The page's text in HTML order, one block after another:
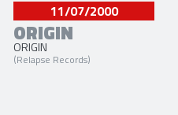
11/07/2000
ORIGIN
ORIGIN
(Relapse Records)